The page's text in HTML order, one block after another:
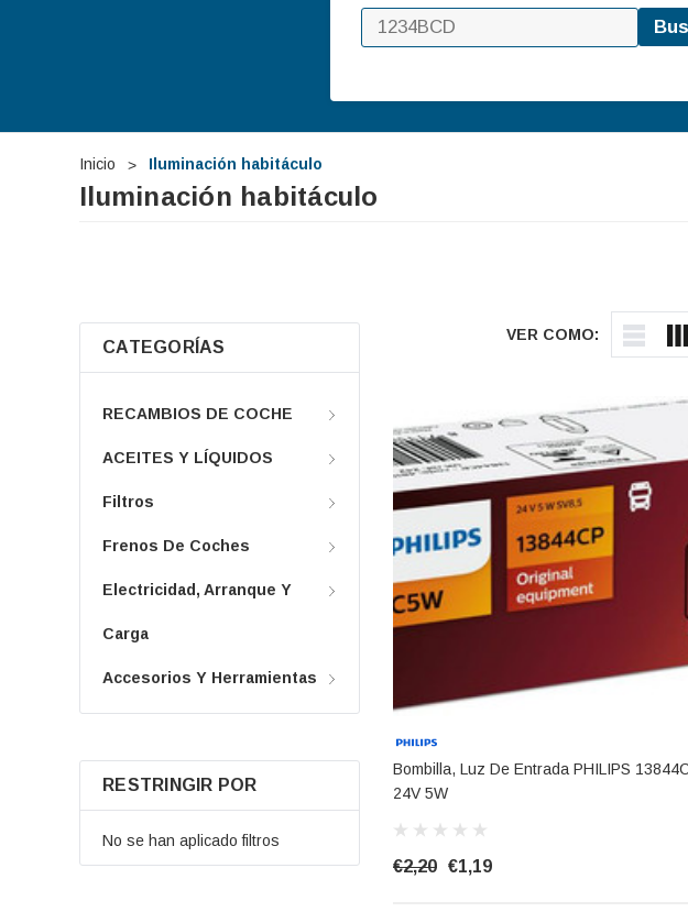
Inicio Iluminación habitáculo
Iluminación habitáculo
VER COMO:
CATEGORÍAS
RECAMBIOS DE COCHE
ACEITES Y LÍQUIDOS
Filtros
Frenos De Coches
Electricidad, Arranque Y
Carga
Accesorios Y Herramientas
RESTRINGIR POR
No se han aplicado filtros
Bombilla, Luz De Entrada PHILIPS
24V 5W
€2,20 €1,19